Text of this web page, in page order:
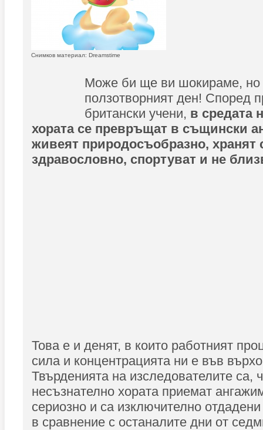
Снимков материал: Dreamstime
Може би ще ви шокираме, но
ползотворният ден! Според
британски учени, в средата
хората се превръщат в същински
живеят природосъобразно, хранят
здравословно, спортуват и не
Това е и денят, в които работният
сила и концентрацията ни е във
Твърденията на изследователите са,
несъзнателно хората приемат
сериозно и са изключително
в сравнение с останалите дни от